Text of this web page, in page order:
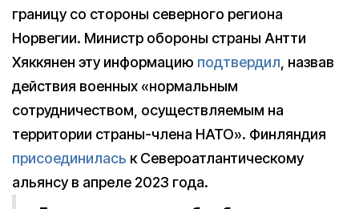
границу со стороны северного региона
Норвегии. Министр обороны страны Антти
Хяккянен эту информацию подтвердил, назвав
действия военных «нормальным
сотрудничеством, осуществляемым на
территории страны-члена НАТО». Финляндия
присоединилась к Североатлантическому
альянсу в апреле 2023 года.